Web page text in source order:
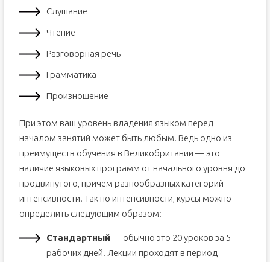
Слушание
Чтение
Разговорная речь
Грамматика
Произношение
При этом ваш уровень владения языком перед
началом занятий может быть любым. Ведь одно из
преимуществ обучения в Великобритании — это
наличие языковых программ от начального уровня до
продвинутого, причем разнообразных категорий
интенсивности. Так по интенсивности, курсы можно
определить следующим образом:
Стандартный— обычно это 20 уроков за 5
рабочих дней. Лекции проходят в период